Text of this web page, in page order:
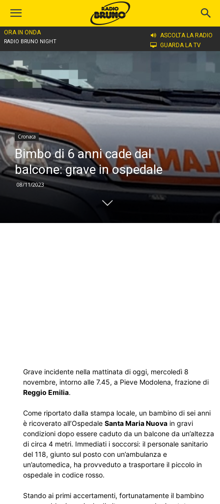
ORA IN ONDA
RADIO BRUNO NIGHT
ASCOLTA LA RADIO
GUARDA LA TV
Home
Cronaca
Bimbo di 6 anni cade dal
balcone: grave in ospedale
08/11/2023
Grave incidente nella mattinata di oggi, mercoledì 8
novembre, intorno alle 7.45, a Pieve Modolena, frazione di
Reggio Emilia.
Come riportato dalla stampa locale, un bambino di sei anni
è ricoverato all’Ospedale Santa Maria Nuova in gravi
condizioni dopo essere caduto da un balcone da un’altezza
di circa 4 metri. Immediati i soccorsi: il personale sanitario
del 118, giunto sul posto con un’ambulanza e
un’automedica, ha provveduto a trasportare il piccolo in
ospedale in codice rosso.
Stando ai primi accertamenti, fortunatamente il bambino